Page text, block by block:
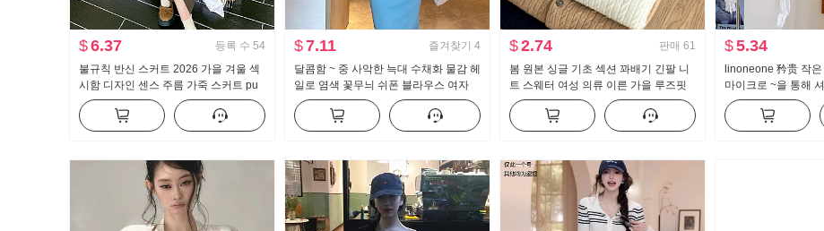
$6.37 등록 수 54
불규칙 반신 스커트 2026 가을 겨울 섹
시함 디자인 센스 주름 가죽 스커트 pu
타이트 스커트 하이웨이스트 플리츠 중
간 길이 치마
$7.11 즐겨찾기 4
달콤함 ~ 중 사악한 늑대 수채화 물감 헤
일로 염색 꽃무늬 쉬폰 블라우스 여자
칼라 디자인 센스 슬림해 보이는 명중
가져 가라. 작은 셔츠 맨위
$2.74 판매 61
봄 원본 싱글 기초 섹션 꽈배기 긴팔 니
트 스웨터 여성 의류 이른 가을 루즈핏
슬림해 보이는 스웨터 오픈 가디건 다용
도 맨위
$5.34
linoneone 矜贵 작
마이크로 ~을 통해
람 싸움 속눈썹 레
이는 맨위